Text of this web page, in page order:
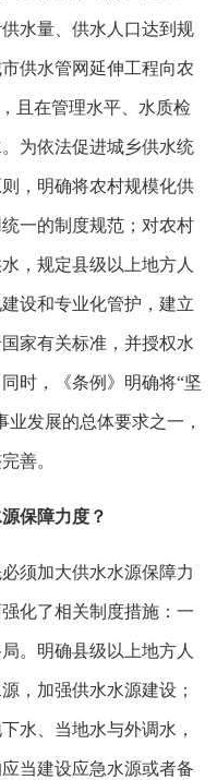
水量、供水人口达到规
供水管网延伸工程向农
且在管理水平、水质检
为依法促进城乡供水统
，明确将农村规模化供
一的制度规范；对农村
，规定县级以上地方人
设和专业化管护，建立
家有关标准，并授权水
时，《条例》明确将“坚
发展的总体要求之一，
善。
保障力度？
须加大供水水源保障力
化了相关制度措施：一
。明确县级以上地方人
，加强供水水源建设；
水、当地水与外调水，
当建设应急水源或者备